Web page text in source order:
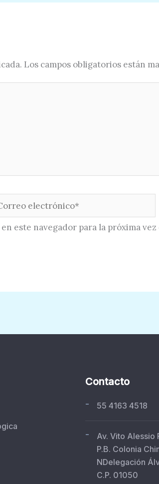
Los campos obligatorios están
este navegador para la próxima
Contacto
- 55 4163 4518
-
Av. Vito Alessio
P.B. Colonia
NDelegación
C.P. 01050